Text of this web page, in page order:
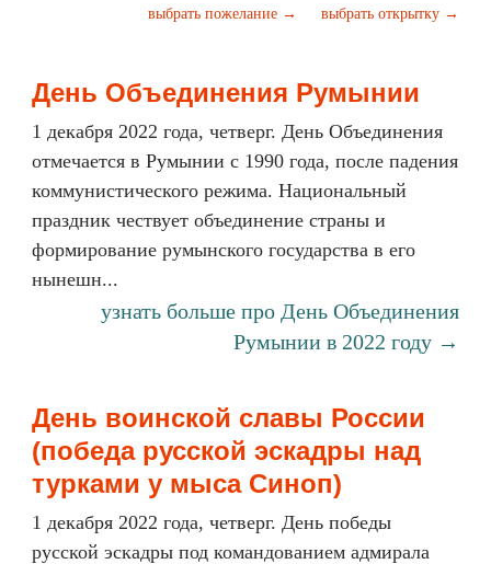
выбрать открытку →
выбрать пожелание →
День Объединения Румынии
1 декабря 2022 года, четверг. День Объединения
отмечается в Румынии с 1990 года, после падения
коммунистического режима. Национальный
праздник чествует объединение страны и
формирование румынского государства в его
нынешн...
узнать больше про День Объединения
Румынии в 2022 году →
День воинской славы России
(победа русской эскадры над
турками у мыса Синоп)
1 декабря 2022 года, четверг. День победы
русской эскадры под командованием адмирала